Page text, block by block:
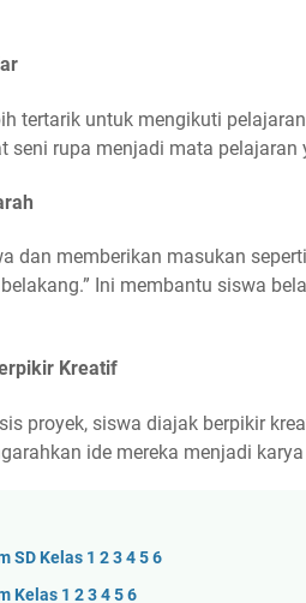
tertarik untuk mengikuti
rupa menjadi mata pelajaran
dan memberikan masukan
Ini membantu siswa
Kreatif
proyek, siswa diajak berpikir
ide mereka menjadi
SD Kelas 1 2 3 4 5 6
Kelas 1 2 3 4 5 6